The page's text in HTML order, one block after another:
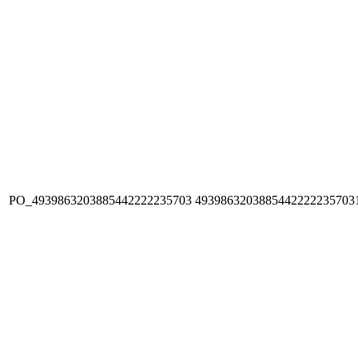
PO_4939863203885442222235703